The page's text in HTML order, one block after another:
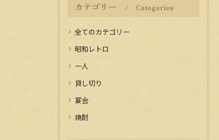
カテゴリー Categories
全てのカテゴリー
昭和レトロ
一人
貸し切り
宴会
焼酎